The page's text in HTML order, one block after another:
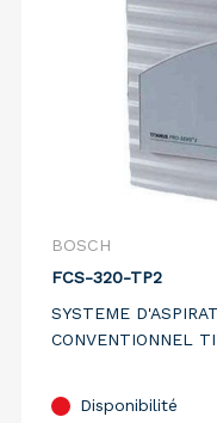
BOSCH
FCS-320-TP2
SYSTEME
CONVENTIONNEL
Disponibilité